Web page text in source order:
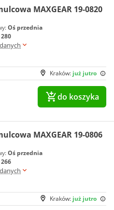
MAXGEAR 19-0820
Oś przednia
280
Kraków: już jutro
do koszyka
MAXGEAR 19-0806
Oś przednia
266
Kraków: już jutro